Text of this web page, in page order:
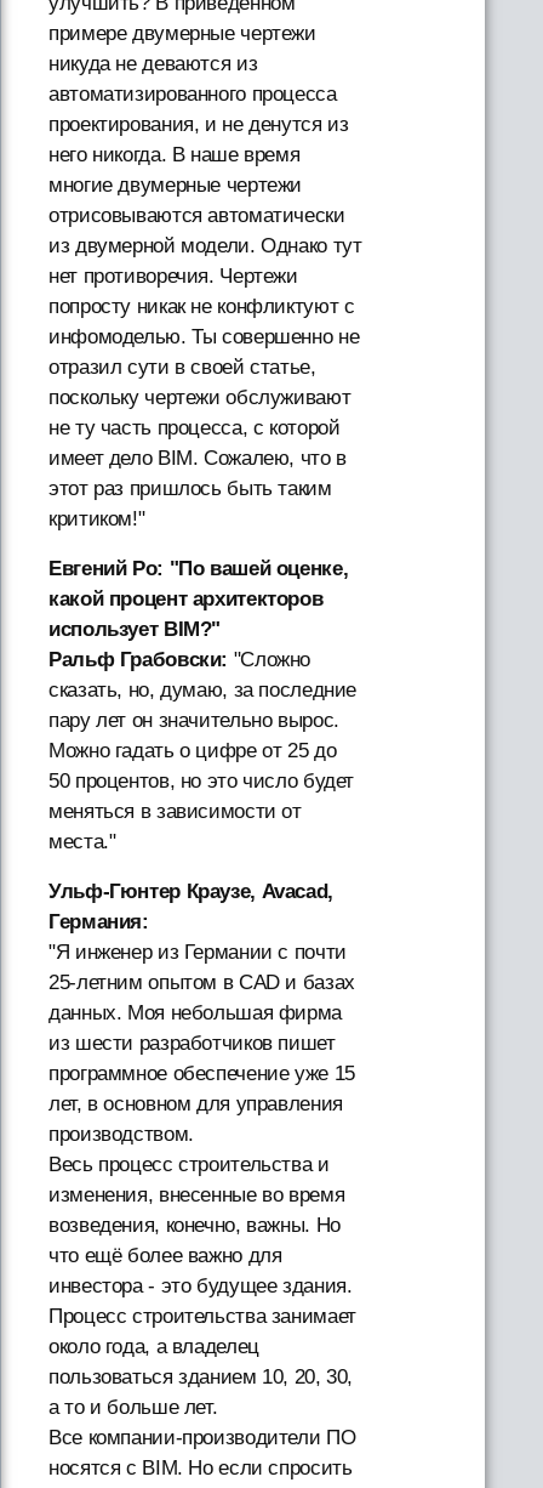
примере двумерные чертежи
никуда не деваются из
автоматизированного процесса
проектирования, и не денутся из
него никогда. В наше время
многие двумерные чертежи
отрисовываются автоматически
из двумерной модели. Однако тут
нет противоречия. Чертежи
попросту никак не конфликтуют с
инфомоделью. Ты совершенно не
отразил сути в своей статье,
поскольку чертежи обслуживают
не ту часть процесса, с которой
имеет дело BIM. Сожалею, что в
этот раз пришлось быть таким
критиком!"
Евгений Ро: "По вашей оценке,
какой процент архитекторов
использует BIM?"
Ральф Грабовски: "Сложно
сказать, но, думаю, за последние
пару лет он значительно вырос.
Можно гадать о цифре от 25 до
50 процентов, но это число будет
меняться в зависимости от
места."
Ульф-Гюнтер Краузе, Avacad,
Германия:
"Я инженер из Германии с почти
25-летним опытом в CAD и базах
данных. Моя небольшая фирма
из шести разработчиков пишет
программное обеспечение уже 15
лет, в основном для управления
производством.
Весь процесс строительства и
изменения, внесенные во время
возведения, конечно, важны. Но
что ещё более важно для
инвестора - это будущее здания.
Процесс строительства занимает
около года, а владелец
пользоваться зданием 10, 20, 30,
а то и больше лет.
Все компании-производители ПО
носятся с BIM. Но если спросить